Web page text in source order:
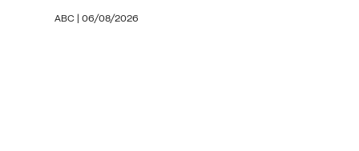
ABC | 06/08/2026